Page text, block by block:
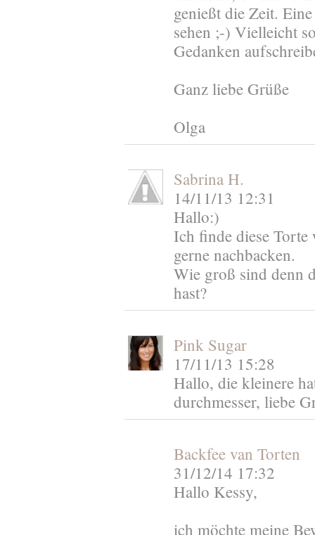
genießt die Zeit.
sehen ;-) Vielleicht
Gedanken
Ganz liebe Grüße
Olga
Sabrina H.
14/11/13 12:31
Hallo:)
Ich finde diese
gerne nachbacken.
Wie groß sind denn
hast?
Pink Sugar
17/11/13 15:28
Hallo, die kleinere
durchmesser, liebe
Backfee van Torten
31/12/14 17:32
Hallo Kessy,
ich möchte meine